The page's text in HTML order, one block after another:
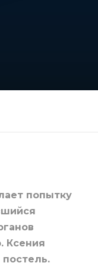
попытку
Ксения